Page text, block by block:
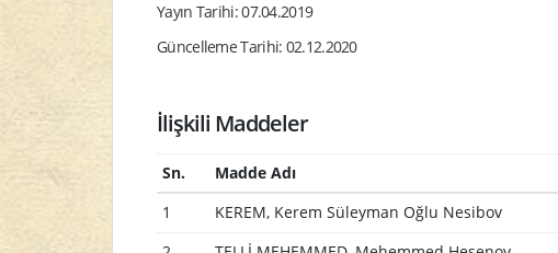
Yayın Tarihi: 07.04.2019
Güncelleme Tarihi: 02.12.2020
İlişkili Maddeler
Sn. Madde Adı
1
KEREM, Kerem Süleyman Oğlu Nesibov